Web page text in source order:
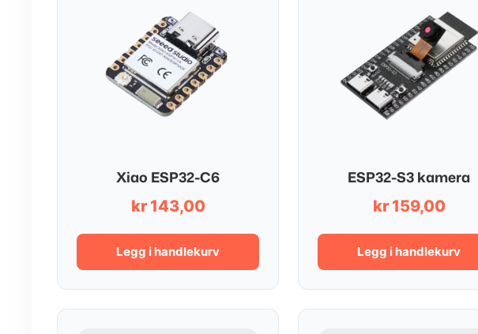
Xiao ESP32-C6
kr143,00
Legg i handlekurv
ESP32-S3 kamera
kr159,00
Legg i handlekurv